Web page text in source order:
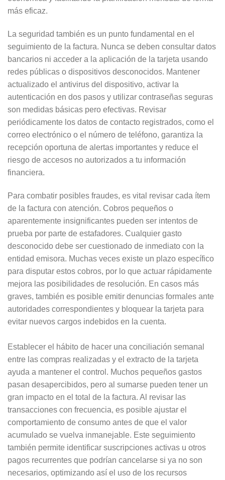
más eficaz.
La seguridad también es un punto fundamental en el
seguimiento de la factura. Nunca se deben consultar datos
bancarios ni acceder a la aplicación de la tarjeta usando
redes públicas o dispositivos desconocidos. Mantener
actualizado el antivirus del dispositivo, activar la
autenticación en dos pasos y utilizar contraseñas seguras
son medidas básicas pero efectivas. Revisar
periódicamente los datos de contacto registrados, como el
correo electrónico o el número de teléfono, garantiza la
recepción oportuna de alertas importantes y reduce el
riesgo de accesos no autorizados a tu información
financiera.
Para combatir posibles fraudes, es vital revisar cada ítem
de la factura con atención. Cobros pequeños o
aparentemente insignificantes pueden ser intentos de
prueba por parte de estafadores. Cualquier gasto
desconocido debe ser cuestionado de inmediato con la
entidad emisora. Muchas veces existe un plazo específico
para disputar estos cobros, por lo que actuar rápidamente
mejora las posibilidades de resolución. En casos más
graves, también es posible emitir denuncias formales ante
autoridades correspondientes y bloquear la tarjeta para
evitar nuevos cargos indebidos en la cuenta.
Establecer el hábito de hacer una conciliación semanal
entre las compras realizadas y el extracto de la tarjeta
ayuda a mantener el control. Muchos pequeños gastos
pasan desapercibidos, pero al sumarse pueden tener un
gran impacto en el total de la factura. Al revisar las
transacciones con frecuencia, es posible ajustar el
comportamiento de consumo antes de que el valor
acumulado se vuelva inmanejable. Este seguimiento
también permite identificar suscripciones activas u otros
pagos recurrentes que podrían cancelarse si ya no son
necesarios, optimizando así el uso de los recursos